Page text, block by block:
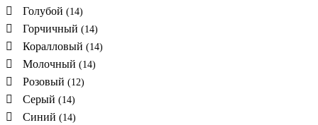
Голубой (14)
Горчичный (14)
Коралловый (14)
Молочный (14)
Розовый (12)
Серый (14)
Синий (14)